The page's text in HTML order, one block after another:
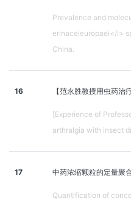
Prevalence and
erinaceieuropaei</i>
China.
16 【范永胜教授用虫药治
[Experience of
arthralgia with insect
17 中药浓缩颗粒的定量聚
Quantification of